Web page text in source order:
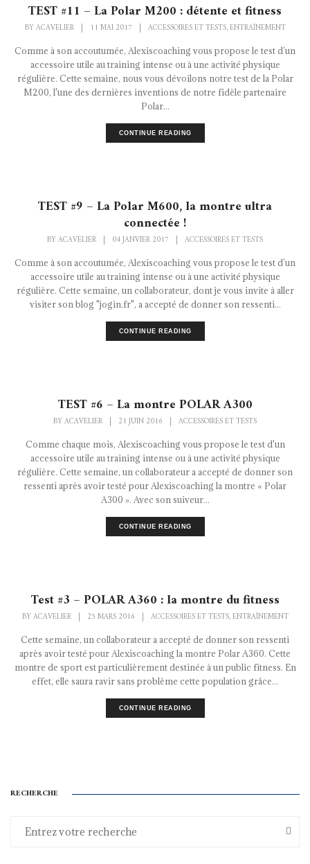
TEST #11 – La Polar M200 : détente et fitness
BYACAVELIER | 11 MAI 2017 | ACCESSOIRES ET TESTS,ENTRAÎNEMENT
Comme à son accoutumée, Alexiscoaching vous propose le test d’un
accessoire utile au training intense ou à une activité physique
régulière. Cette semaine, nous vous dévoilons notre test de la Polar
M200, l'une des dernières inventions de notre fidèle partenaire
Polar...
CONTINUE READING
TEST #9 – La Polar M600, la montre ultra
connectée !
BYACAVELIER | 04 JANVIER 2017 | ACCESSOIRES ET TESTS
Comme à son accoutumée, Alexiscoaching vous propose le test d’un
accessoire utile au training intense ou à une activité physique
régulière. Cette semaine, un collaborateur, dont je vous invite à aller
visiter son blog "jogin.fr", a accepté de donner son ressenti...
CONTINUE READING
TEST #6 – La montre POLAR A300
BYACAVELIER | 21 JUIN 2016 | ACCESSOIRES ET TESTS
Comme chaque mois, Alexiscoaching vous propose le test d'un
accessoire utile au training intense ou à une activité physique
régulière. Cette semaine, un collaborateur a accepté de donner son
ressenti après avoir testé pour Alexiscoaching la montre « Polar
A300 ». Avec son suiveur...
CONTINUE READING
Test #3 – POLAR A360 : la montre du fitness
BYACAVELIER | 25 MARS 2016 | ACCESSOIRES ET TESTS,ENTRAÎNEMENT
Cette semaine, un collaborateur a accepté de donner son ressenti
après avoir testé pour Alexiscoaching la montre Polar A360. Cette
montre de sport est particulièrement destinée à un public fitness. En
effet, elle saura ravir sans problème cette population grâce...
CONTINUE READING
RECHERCHE